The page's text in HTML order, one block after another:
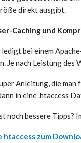
direkt ausgibt.
Caching und
bei einem
Je nach Leistung des
Anleitung, die man
in eine .htaccess
noch bessere Tipps?
htaccess zum